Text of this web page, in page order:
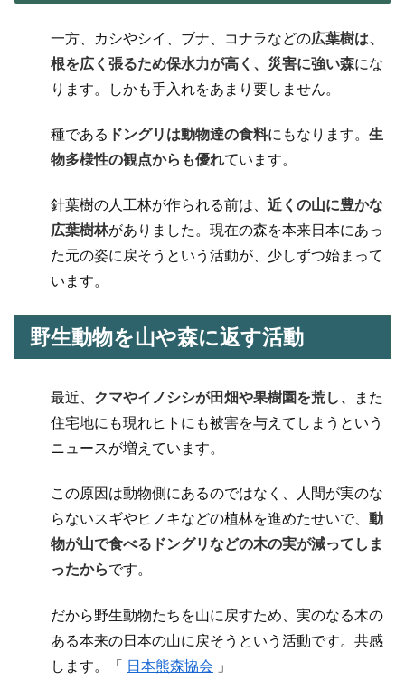
一方、カシやシイ、ブナ、コナラなどの広葉樹は、
根を広く張るため保水力が高く、災害に強い森にな
ります。しかも手入れをあまり要しません。
種である ドングリは動物達の食料にもなります。 生
物多様性の観点からも優れています。
針葉樹の人工林が作られる前は、 近くの山に豊かな
広葉樹林がありました。現在の森を本来日本にあっ
た元の姿に戻そうという活動が、少しずつ始まって
います。
野生動物を山や森に返す活動
最近、 クマやイノシシが田畑や果樹園を荒し、
また
住宅地にも現れヒトにも被害を与えてしまうという
ニュースが増えています。
この原因は動物側にあるのではなく、人間が実のな
らないスギやヒノキなどの植林を進めたせいで、 動
物が山で食べるドングリなどの木の実が減ってしま
ったからです。
だから野生動物たちを山に戻すため、実のなる木の
ある本来の日本の山に戻そうという活動です。共感
します。「
日本熊森協会 」